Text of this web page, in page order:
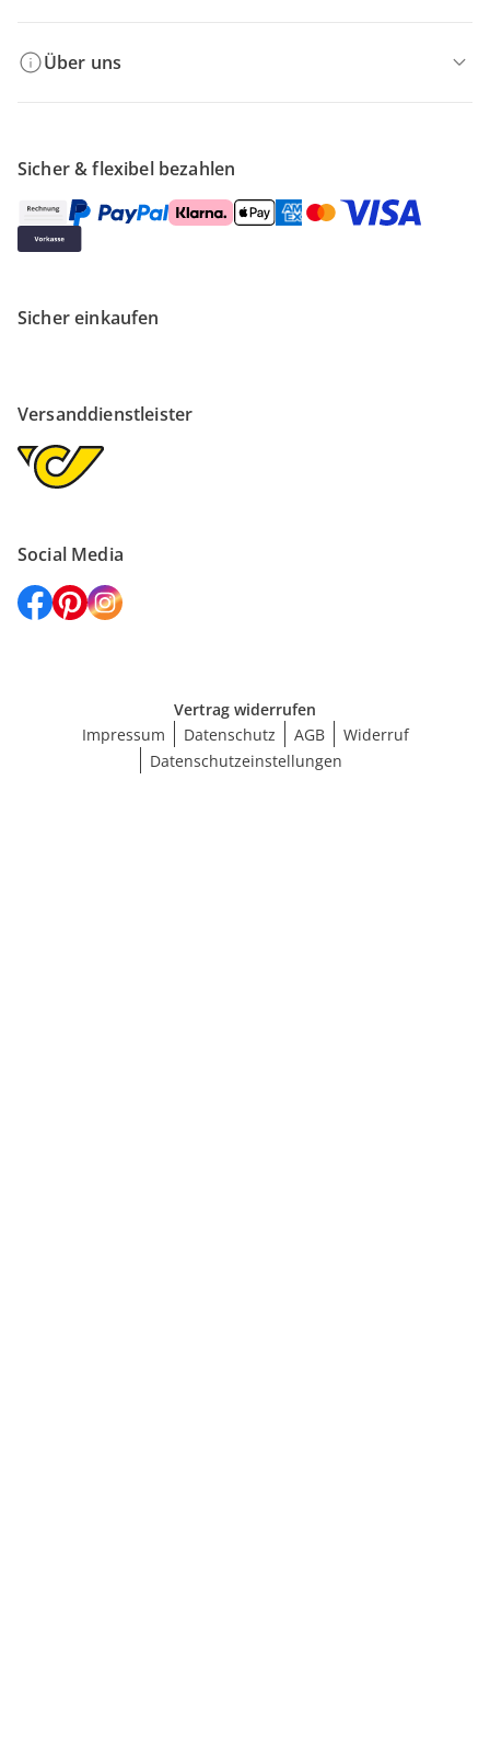
Über uns
Sicher & flexibel bezahlen
Sicher einkaufen
Versanddienstleister
Social Media
Vertrag widerrufen
Impressum
Datenschutz AGB
Widerruf
Datenschutzeinstellungen